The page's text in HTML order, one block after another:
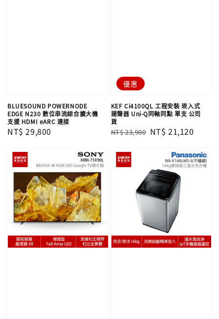
BLUESOUND POWERNODE
EDGE N230 數位串流綜合擴大機
支援 HDMI eARC 連接
Regular
NT$ 29,800
優惠
KEF Ci4100QL 工程安裝 崁入式
揚聲器 Uni-Q同軸同點 單支​​​​​​​ 公司
貨
Regular
NT$ 23,900 Sale
NT$ 21,120